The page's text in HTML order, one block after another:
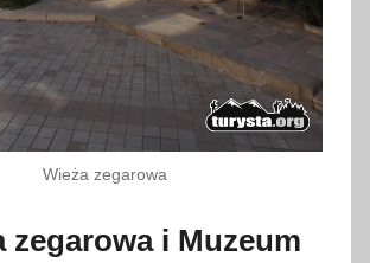
Wieża zegarowa
zegarowa i Muzeum